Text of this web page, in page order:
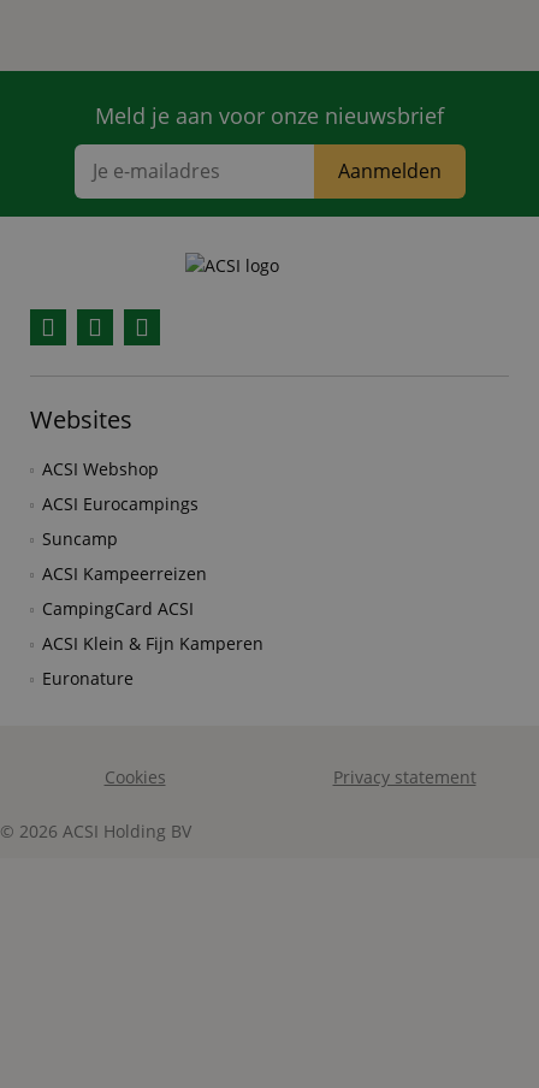
Meld je aan voor onze nieuwsbrief
Aanmelden
Websites
ACSI Webshop
ACSI Eurocampings
Suncamp
ACSI Kampeerreizen
CampingCard ACSI
ACSI Klein & Fijn Kamperen
Euronature
Cookies Privacy statement
© 2026 ACSI Holding BV